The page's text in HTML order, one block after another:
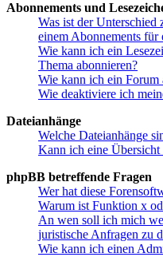
Abonnements und
Was ist der Unterschied
einem Abonnements für
Wie kann ich ein
Thema abonnieren?
Wie kann ich ein Forum
Wie deaktiviere ich
Dateianhänge
Welche Dateianhänge
Kann ich eine Übersicht
phpBB betreffende Fragen
Wer hat diese
Warum ist Funktion x
An wen soll ich mich
juristische Anfragen zu
Wie kann ich einen